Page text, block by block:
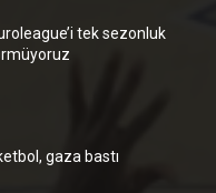
tek sezonluk
gaza bastı